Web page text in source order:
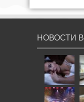
НОВОСТИ